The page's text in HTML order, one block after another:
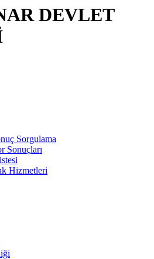
DEVLET
Sorgulama
Sonuçları
Hizmetleri